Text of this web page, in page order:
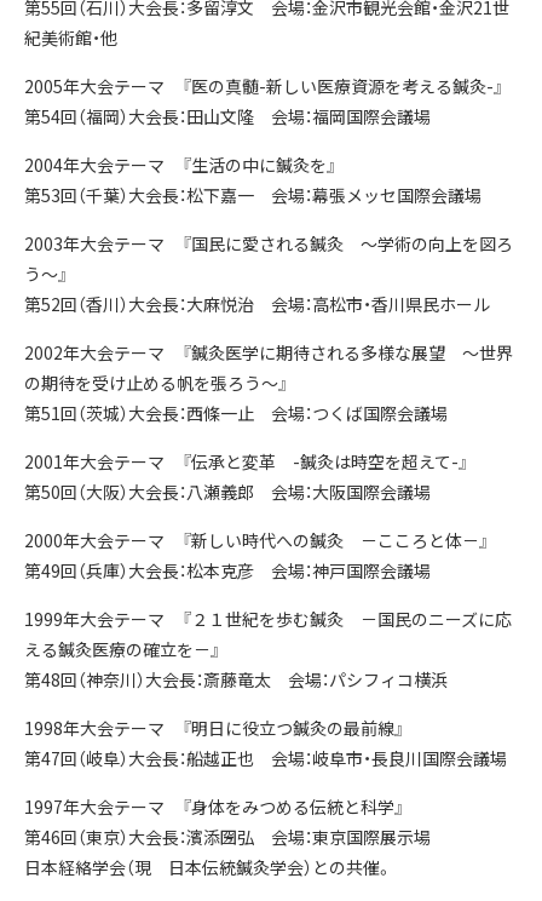
第55回（石川）大会長：多留淳文 会場：金沢市観光会館・金沢21世
紀美術館・他
2005年大会テーマ 『医の真髄-新しい医療資源を考える鍼灸-』
第54回（福岡）大会長：田山文隆 会場：福岡国際会議場
2004年大会テーマ 『生活の中に鍼灸を』
第53回（千葉）大会長：松下嘉一 会場：幕張メッセ国際会議場
2003年大会テーマ 『国民に愛される鍼灸 ～学術の向上を図ろ
う～』
第52回（香川）大会長：大麻悦治 会場：高松市・香川県民ホール
2002年大会テーマ 『鍼灸医学に期待される多様な展望 ～世界
の期待を受け止める帆を張ろう～』
第51回（茨城）大会長：西條一止 会場：つくば国際会議場
2001年大会テーマ 『伝承と変革 -鍼灸は時空を超えて-』
第50回（大阪）大会長：八瀬義郎 会場：大阪国際会議場
2000年大会テーマ 『新しい時代への鍼灸 －こころと体－』
第49回（兵庫）大会長：松本克彦 会場：神戸国際会議場
1999年大会テーマ 『２１世紀を歩む鍼灸 －国民のニーズに応
える鍼灸医療の確立を－』
第48回（神奈川）大会長：斎藤竜太 会場：パシフィコ横浜
1998年大会テーマ 『明日に役立つ鍼灸の最前線』
第47回（岐阜）大会長：船越正也 会場：岐阜市・長良川国際会議場
1997年大会テーマ 『身体をみつめる伝統と科学』
第46回（東京）大会長：濱添圀弘 会場：東京国際展示場
日本経絡学会（現 日本伝統鍼灸学会）との共催。